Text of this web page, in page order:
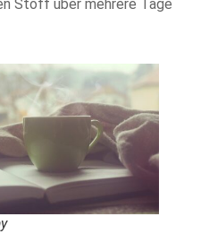
Stoff über mehrere Tage